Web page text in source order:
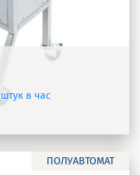
в час
ПОЛУАВТОМАТ